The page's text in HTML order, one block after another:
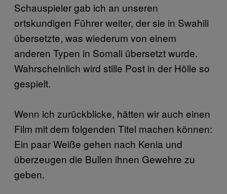
Schauspieler gab ich an unseren
ortskundigen Führer weiter, der sie in Swahili
übersetzte, was wiederum von einem
anderen Typen in Somali übersetzt wurde.
Wahrscheinlich wird stille Post in der Hölle so
gespielt.
Wenn ich zurückblicke, hätten wir auch einen
Film mit dem folgenden Titel machen können:
Ein paar Weiße gehen nach Kenia und
überzeugen die Bullen ihnen Gewehre zu
geben.